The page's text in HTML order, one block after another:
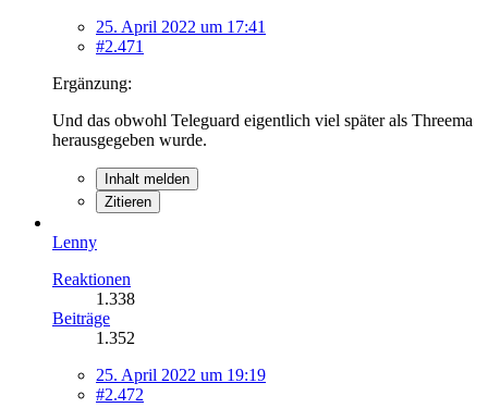
25. April 2022 um 17:41
#2.471
Ergänzung:
Und das obwohl Teleguard eigentlich viel später als Threema
herausgegeben wurde.
Inhalt melden
Zitieren
Lenny
Reaktionen
1.338
Beiträge
1.352
25. April 2022 um 19:19
#2.472